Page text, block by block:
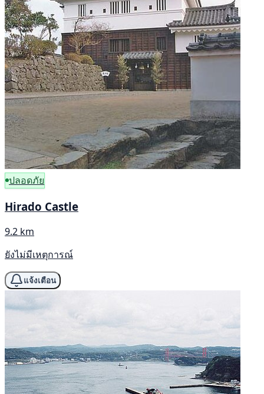
ปลอดภัย
Hirado Castle
9.2 km
ยังไม่มีเหตุการณ์
แจ้งเตือน